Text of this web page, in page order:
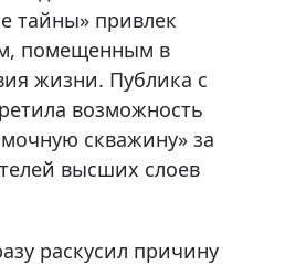
тайны» привлек
помещенным в
жизни. Публика с
возможность
скважину» за
высших слоев
раскусил причину